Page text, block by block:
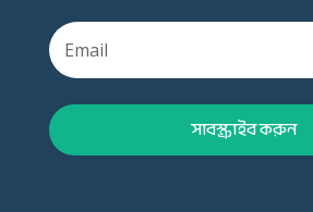
সাবস্ক্রাইব করুন